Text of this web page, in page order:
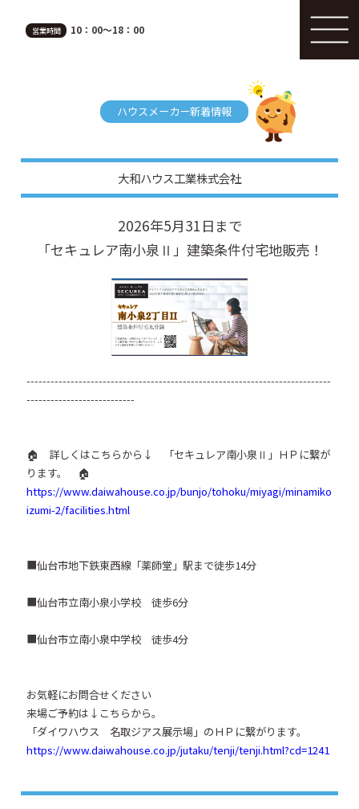
営業時間 10：00～18：00
ハウスメーカー新着情報
大和ハウス工業株式会社
2026年5月31日まで
「セキュレア南小泉Ⅱ」建築条件付宅地販売！
----------------------------------------------------------------------------
---------------------------
🏠 詳しくはこちらから↓ 「セキュレア南小泉Ⅱ」ＨＰに繋が
ります。 🏠
https://www.daiwahouse.co.jp/bunjo/tohoku/miyagi/minamiko
izumi-2/facilities.html
■仙台市地下鉄東西線「薬師堂」駅まで徒歩14分
■仙台市立南小泉小学校 徒歩6分
■仙台市立南小泉中学校 徒歩4分
お気軽にお問合せください
来場ご予約は↓こちらから。
「ダイワハウス 名取ジアス展示場」のＨＰに繋がります。
https://www.daiwahouse.co.jp/jutaku/tenji/tenji.html?cd=1241